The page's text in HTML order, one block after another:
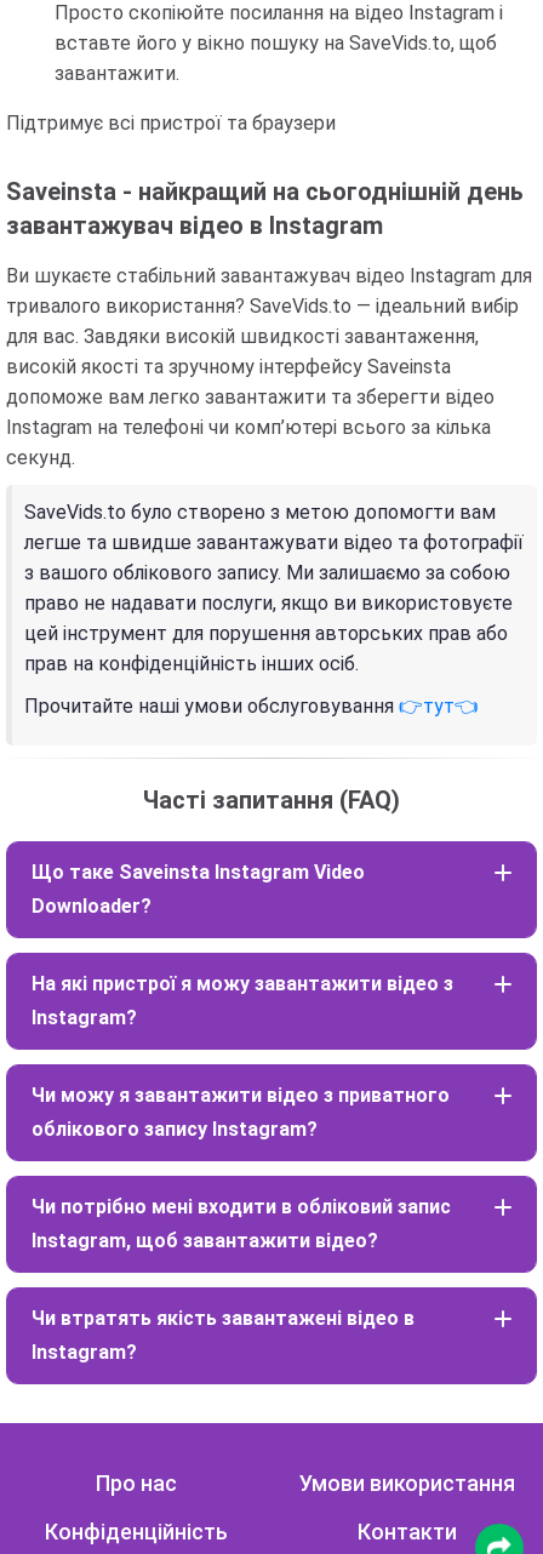
Просто скопіюйте посилання на відео Instagram і
вставте його у вікно пошуку на SaveVids.to, щоб
завантажити.
Підтримує всі пристрої та браузери
Saveinsta - найкращий на сьогоднішній день
завантажувач відео в Instagram
Ви шукаєте стабільний завантажувач відео Instagram для
тривалого використання? SaveVids.to — ідеальний вибір
для вас. Завдяки високій швидкості завантаження,
високій якості та зручному інтерфейсу Saveinsta
допоможе вам легко завантажити та зберегти відео
Instagram на телефоні чи комп’ютері всього за кілька
секунд.
SaveVids.to було створено з метою допомогти вам
легше та швидше завантажувати відео та фотографії
з вашого облікового запису. Ми залишаємо за собою
право не надавати послуги, якщо ви використовуєте
цей інструмент для порушення авторських прав або
прав на конфіденційність інших осіб.
Прочитайте наші умови обслуговування 👉тут👈
Часті запитання (FAQ)
Що таке Saveinsta Instagram Video
Downloader?
На які пристрої я можу завантажити відео з
Instagram?
Чи можу я завантажити відео з приватного
облікового запису Instagram?
Чи потрібно мені входити в обліковий запис
Instagram, щоб завантажити відео?
Чи втратять якість завантажені відео в
Instagram?
Про нас
Умови використання
Конфіденційність
Контакти